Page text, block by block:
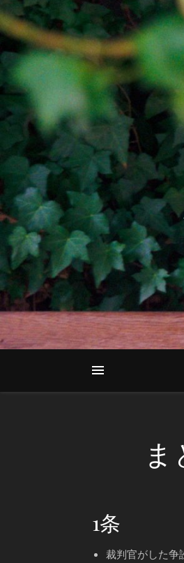
1条
裁判官がした争